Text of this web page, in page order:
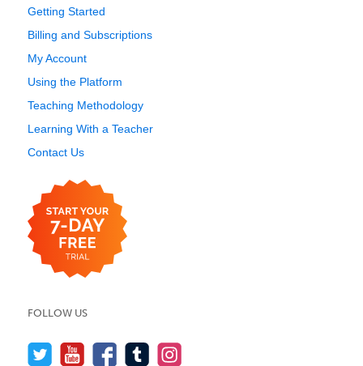
Getting Started
Billing and Subscriptions
My Account
Using the Platform
Teaching Methodology
Learning With a Teacher
Contact Us
FOLLOW US